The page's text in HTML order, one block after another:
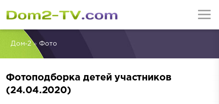
Дом-2» Фото
Фотоподборка детей участников
(24.04.2020)